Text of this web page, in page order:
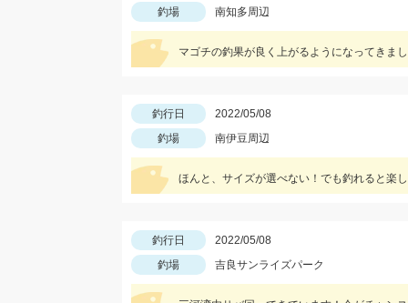
釣場
南知多周辺
マゴチの釣果が良く上がるようになってきま
釣行日
2022/05/08
釣場
南伊豆周辺
ほんと、サイズが選べない！でも釣れると楽
釣行日
2022/05/08
釣場
吉良サンライズパーク